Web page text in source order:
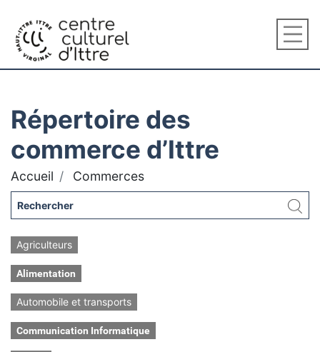
Répertoire des
commerce d’Ittre
Accueil Commerces
Agriculteurs
Alimentation
Automobile et transports
Communication Informatique